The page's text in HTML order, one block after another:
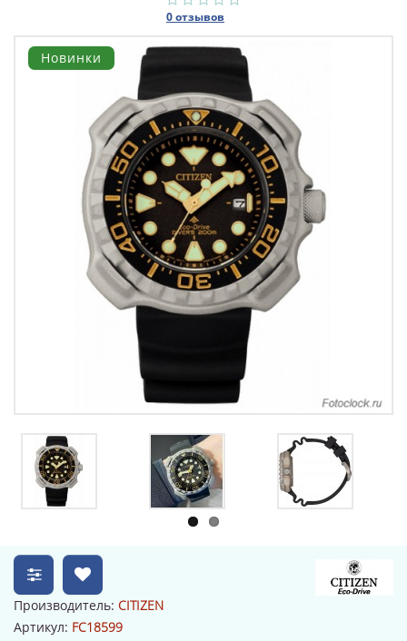
0 отзывов
Новинки
Производитель: CITIZEN
Артикул: FC18599